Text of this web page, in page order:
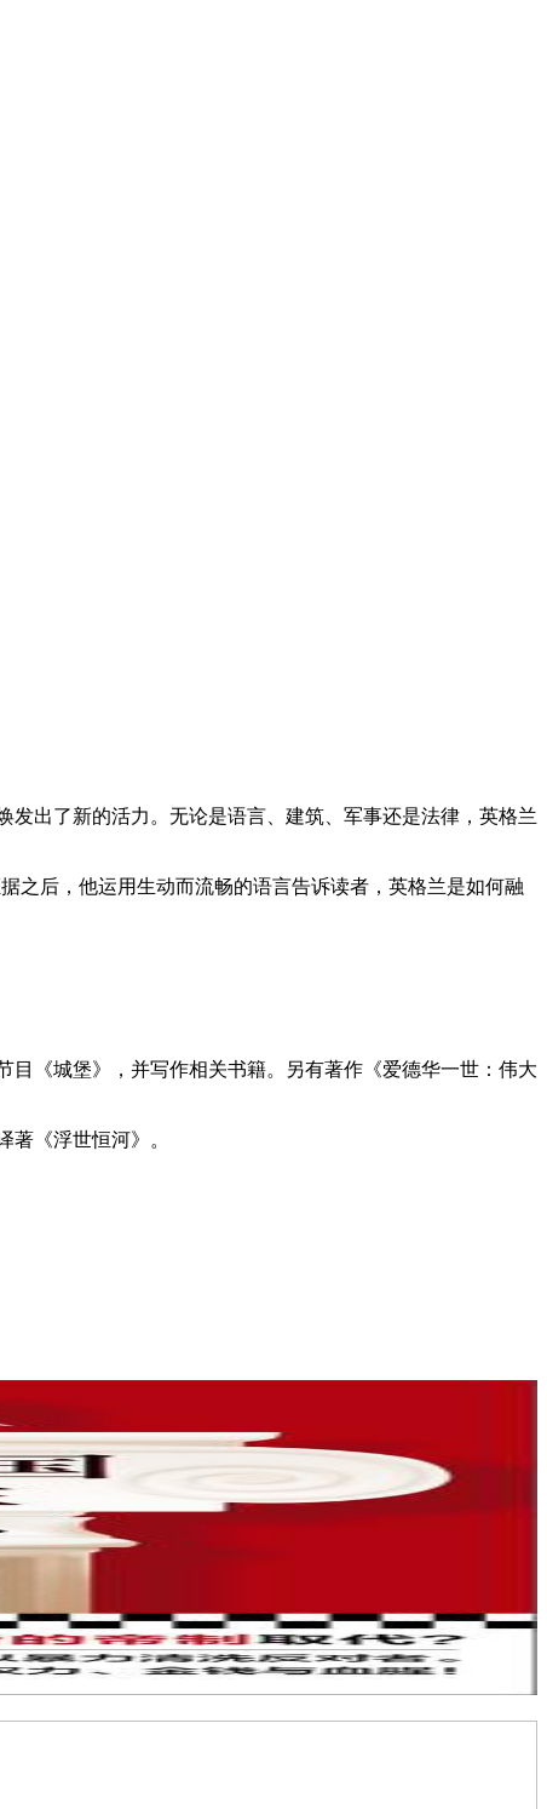
发出了新的活力。无论是语言、建筑、军事还是法律，英格兰
之后，他运用生动而流畅的语言告诉读者，英格兰是如何融
目《城堡》，并写作相关书籍。另有著作《爱德华一世：伟大
《浮世恒河》。